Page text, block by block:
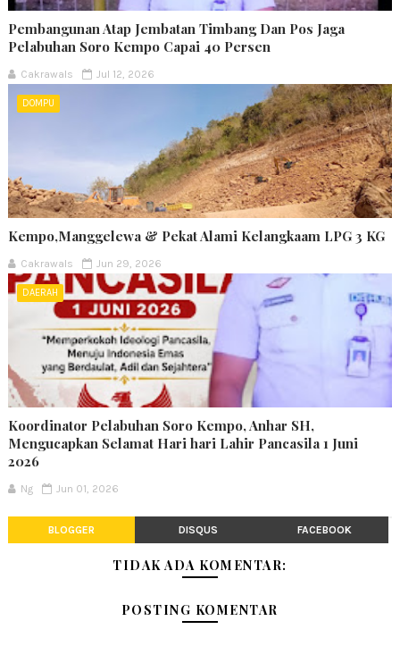
Pembangunan Atap Jembatan Timbang Dan Pos Jaga
Pelabuhan Soro Kempo Capai 40 Persen
Cakrawals Jul 12, 2026
DOMPU
Kempo,Manggelewa & Pekat Alami Kelangkaam LPG 3 KG
Cakrawals Jun 29, 2026
DAERAH
Koordinator Pelabuhan Soro Kempo, Anhar SH,
Mengucapkan Selamat Hari hari Lahir Pancasila 1 Juni
2026
Ng Jun 01, 2026
BLOGGER DISQUS FACEBOOK
TIDAK ADA KOMENTAR:
POSTING KOMENTAR